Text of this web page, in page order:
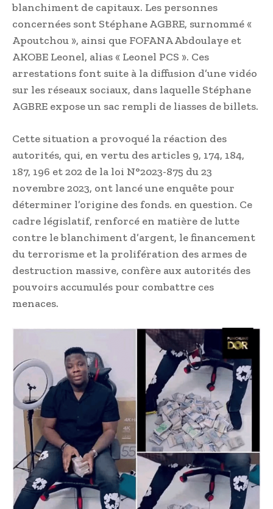
blanchiment de capitaux. Les personnes
concernées sont Stéphane AGBRE, surnommé «
Apoutchou », ainsi que FOFANA Abdoulaye et
AKOBE Leonel, alias « Leonel PCS ». Ces
arrestations font suite à la diffusion d’une vidéo
sur les réseaux sociaux, dans laquelle Stéphane
AGBRE expose un sac rempli de liasses de billets.
Cette situation a provoqué la réaction des
autorités, qui, en vertu des articles 9, 174, 184,
187, 196 et 202 de la loi N°2023-875 du 23
novembre 2023, ont lancé une enquête pour
déterminer l’origine des fonds. en question. Ce
cadre législatif, renforcé en matière de lutte
contre le blanchiment d’argent, le financement
du terrorisme et la prolifération des armes de
destruction massive, confère aux autorités des
pouvoirs accumulés pour combattre ces
menaces.